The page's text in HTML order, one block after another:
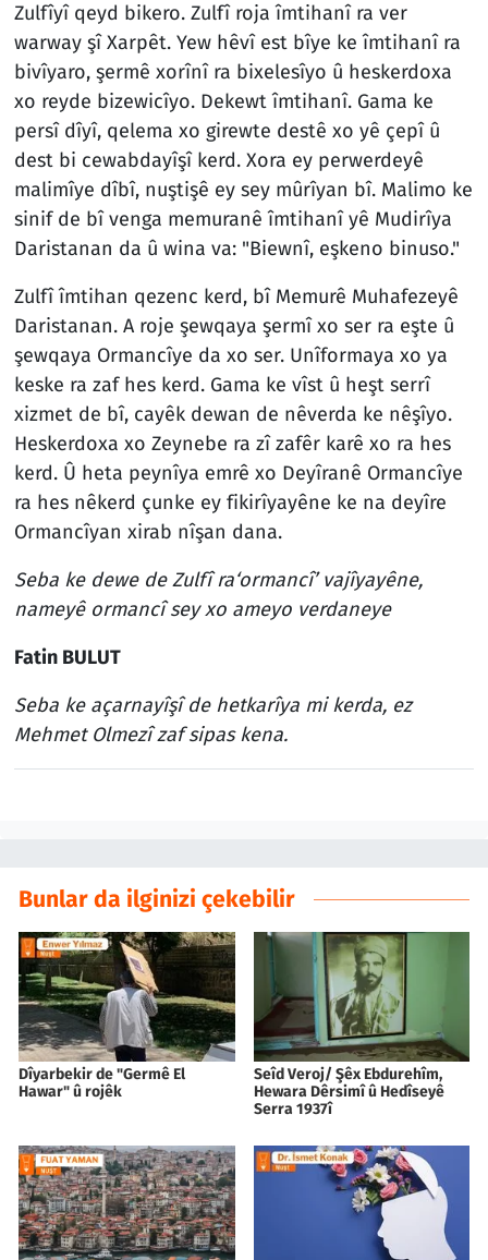
Zulfîyî qeyd bikero. Zulfî roja îmtihanî ra ver
warway şî Xarpêt. Yew hêvî est bîye ke îmtihanî ra
bivîyaro, şermê xorînî ra bixelesîyo û heskerdoxa
xo reyde bizewicîyo. Dekewt îmtihanî. Gama ke
persî dîyî, qelema xo girewte destê xo yê çepî û
dest bi cewabdayîşî kerd. Xora ey perwerdeyê
malimîye dîbî, nuştişê ey sey mûrîyan bî. Malimo ke
sinif de bî venga memuranê îmtihanî yê Mudirîya
Daristanan da û wina va: "Biewnî, eşkeno binuso."
Zulfî îmtihan qezenc kerd, bî Memurê Muhafezeyê
Daristanan. A roje şewqaya şermî xo ser ra eşte û
şewqaya Ormancîye da xo ser. Unîformaya xo ya
keske ra zaf hes kerd. Gama ke vîst û heşt serrî
xizmet de bî, cayêk dewan de nêverda ke nêşîyo.
Heskerdoxa xo Zeynebe ra zî zafêr karê xo ra hes
kerd. Û heta peynîya emrê xo Deyîranê Ormancîye
ra hes nêkerd çunke ey fikirîyayêne ke na deyîre
Ormancîyan xirab nîşan dana.
Seba ke dewe de Zulfî ra‘ormancî’ vajîyayêne,
nameyê ormancî sey xo ameyo verdaneye
Fatin BULUT
Seba ke açarnayîşî de hetkarîya mi kerda, ez
Mehmet Olmezî zaf sipas kena.
Bunlar da ilginizi çekebilir
Dîyarbekir de "Germê El
Hawar" û rojêk
Seîd Veroj/ Şêx Ebdurehîm,
Hewara Dêrsimî û Hedîseyê
Serra 1937î